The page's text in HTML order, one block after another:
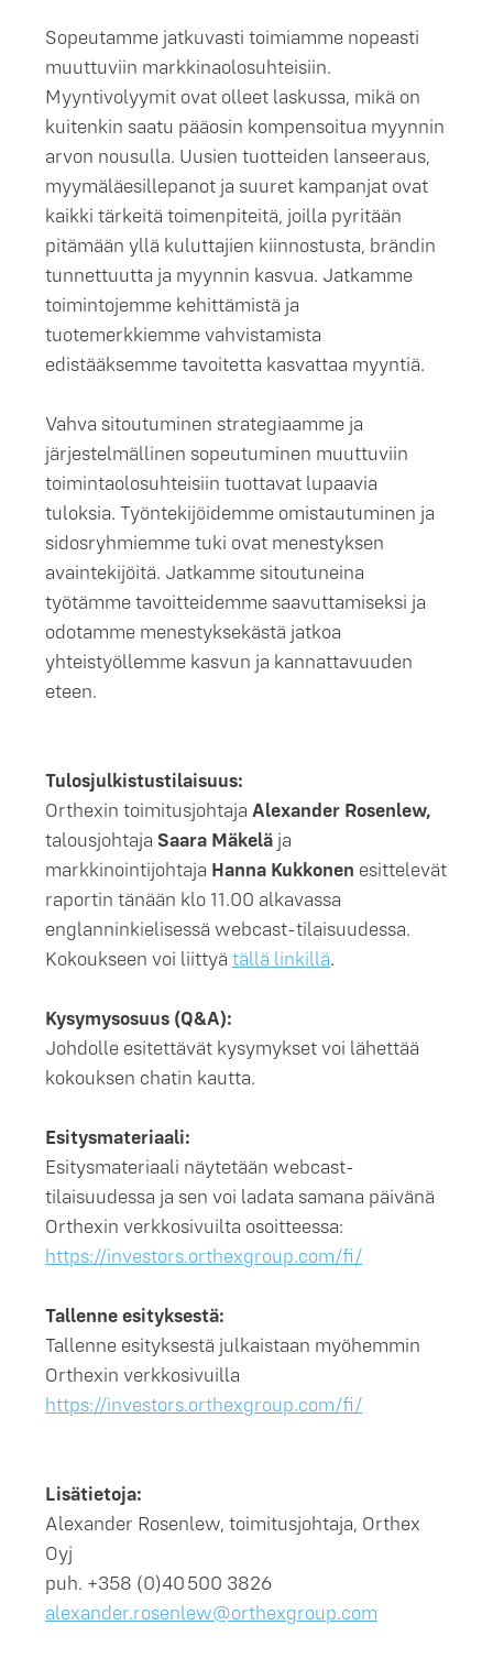
Sopeutamme jatkuvasti toimiamme nopeasti
muuttuviin markkinaolosuhteisiin.
Myyntivolyymit ovat olleet laskussa, mikä on
kuitenkin saatu pääosin kompensoitua myynnin
arvon nousulla. Uusien tuotteiden lanseeraus,
myymäläesillepanot ja suuret kampanjat ovat
kaikki tärkeitä toimenpiteitä, joilla pyritään
pitämään yllä kuluttajien kiinnostusta, brändin
tunnettuutta ja myynnin kasvua. Jatkamme
toimintojemme kehittämistä ja
tuotemerkkiemme vahvistamista
edistääksemme tavoitetta kasvattaa myyntiä.
Vahva sitoutuminen strategiaamme ja
järjestelmällinen sopeutuminen muuttuviin
toimintaolosuhteisiin tuottavat lupaavia
tuloksia. Työntekijöidemme omistautuminen ja
sidosryhmiemme tuki ovat menestyksen
avaintekijöitä. Jatkamme sitoutuneina
työtämme tavoitteidemme saavuttamiseksi ja
odotamme menestyksekästä jatkoa
yhteistyöllemme kasvun ja kannattavuuden
eteen.
Tulosjulkistustilaisuus:
Orthexin toimitusjohtaja Alexander Rosenlew,
talousjohtaja Saara Mäkelä ja
markkinointijohtaja Hanna Kukkonen esittelevät
raportin tänään klo 11.00 alkavassa
englanninkielisessä webcast-tilaisuudessa.
Kokoukseen voi liittyä tällä linkillä.
Kysymysosuus (Q&A):
Johdolle esitettävät kysymykset voi lähettää
kokouksen chatin kautta.
Esitysmateriaali:
Esitysmateriaali näytetään webcast-
tilaisuudessa ja sen voi ladata samana päivänä
Orthexin verkkosivuilta osoitteessa:
https://investors.orthexgroup.com/fi/
Tallenne esityksestä:
Tallenne esityksestä julkaistaan myöhemmin
Orthexin verkkosivuilla
https://investors.orthexgroup.com/fi/
Lisätietoja:
Alexander Rosenlew, toimitusjohtaja, Orthex
Oyj
puh. +358 (0)40 500 3826
alexander.rosenlew@orthexgroup.com